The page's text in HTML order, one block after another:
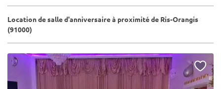
Location de salle d'anniversaire à proximité de Ris-Orangis
(91000)